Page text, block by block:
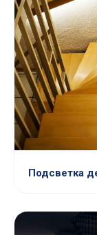
Подсветка